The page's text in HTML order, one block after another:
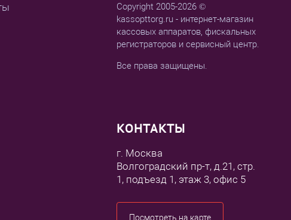
Copyright 2005-2026 ©
kassopttorg.ru - интернет-магазин
кассовых аппаратов, фискальных
регистраторов и сервисный центр.
Все права защищены.
КОНТАКТЫ
г. Москва
Волгоградский пр-т, д.21, стр.
1, подъезд 1, этаж 3, офис 5
Посмотреть на карте